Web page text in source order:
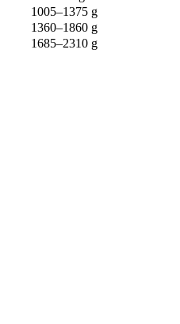
1005–1375 g
1360–1860 g
1685–2310 g